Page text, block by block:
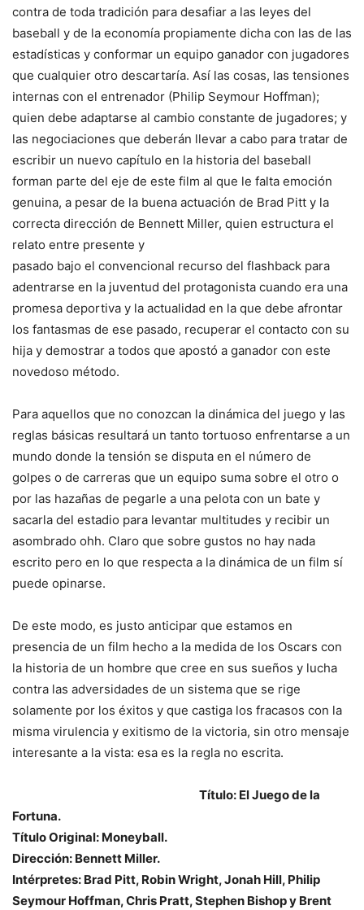
contra de toda tradición para desafiar a las leyes del
baseball y de la economía propiamente dicha con las de las
estadísticas y conformar un equipo ganador con jugadores
que cualquier otro descartaría. Así las cosas, las tensiones
internas con el entrenador (Philip Seymour Hoffman);
quien debe adaptarse al cambio constante de jugadores; y
las negociaciones que deberán llevar a cabo para tratar de
escribir un nuevo capítulo en la historia del baseball
forman parte del eje de este film al que le falta emoción
genuina, a pesar de la buena actuación de Brad Pitt y la
correcta dirección de Bennett Miller, quien estructura el
relato entre presente y
pasado bajo el convencional recurso del flashback para
adentrarse en la juventud del protagonista cuando era una
promesa deportiva y la actualidad en la que debe afrontar
los fantasmas de ese pasado, recuperar el contacto con su
hija y demostrar a todos que apostó a ganador con este
novedoso método.
Para aquellos que no conozcan la dinámica del juego y las
reglas básicas resultará un tanto tortuoso enfrentarse a un
mundo donde la tensión se disputa en el número de
golpes o de carreras que un equipo suma sobre el otro o
por las hazañas de pegarle a una pelota con un bate y
sacarla del estadio para levantar multitudes y recibir un
asombrado ohh. Claro que sobre gustos no hay nada
escrito pero en lo que respecta a la dinámica de un film sí
puede opinarse.
De este modo, es justo anticipar que estamos en
presencia de un film hecho a la medida de los Oscars con
la historia de un hombre que cree en sus sueños y lucha
contra las adversidades de un sistema que se rige
solamente por los éxitos y que castiga los fracasos con la
misma virulencia y exitismo de la victoria, sin otro mensaje
interesante a la vista: esa es la regla no escrita.
Título: El Juego de la
Fortuna.
Título Original: Moneyball.
Dirección: Bennett Miller.
Intérpretes: Brad Pitt, Robin Wright, Jonah Hill, Philip
Seymour Hoffman, Chris Pratt, Stephen Bishop y Brent